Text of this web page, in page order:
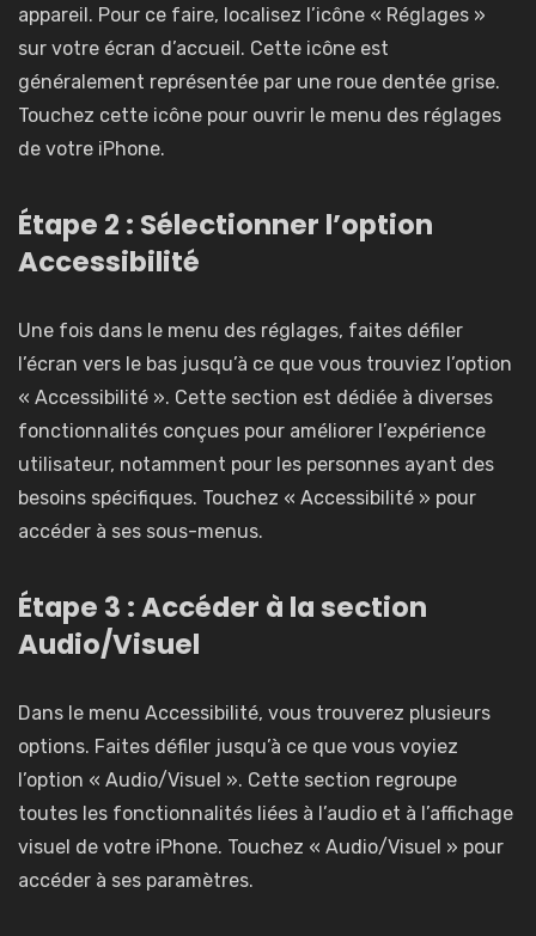
appareil. Pour ce faire, localisez l’icône « Réglages »
sur votre écran d’accueil. Cette icône est
généralement représentée par une roue dentée grise.
Touchez cette icône pour ouvrir le menu des réglages
de votre iPhone.
Étape 2 : Sélectionner l’option
Accessibilité
Une fois dans le menu des réglages, faites défiler
l’écran vers le bas jusqu’à ce que vous trouviez l’option
« Accessibilité ». Cette section est dédiée à diverses
fonctionnalités conçues pour améliorer l’expérience
utilisateur, notamment pour les personnes ayant des
besoins spécifiques. Touchez « Accessibilité » pour
accéder à ses sous-menus.
Étape 3 : Accéder à la section
Audio/Visuel
Dans le menu Accessibilité, vous trouverez plusieurs
options. Faites défiler jusqu’à ce que vous voyiez
l’option « Audio/Visuel ». Cette section regroupe
toutes les fonctionnalités liées à l’audio et à l’affichage
visuel de votre iPhone. Touchez « Audio/Visuel » pour
accéder à ses paramètres.